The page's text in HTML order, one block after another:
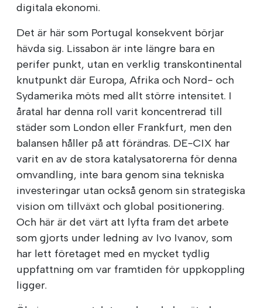
digitala ekonomi.
Det är här som Portugal konsekvent börjar
hävda sig. Lissabon är inte längre bara en
perifer punkt, utan en verklig transkontinental
knutpunkt där Europa, Afrika och Nord- och
Sydamerika möts med allt större intensitet. I
åratal har denna roll varit koncentrerad till
städer som London eller Frankfurt, men den
balansen håller på att förändras. DE-CIX har
varit en av de stora katalysatorerna för denna
omvandling, inte bara genom sina tekniska
investeringar utan också genom sin strategiska
vision om tillväxt och global positionering.
Och här är det värt att lyfta fram det arbete
som gjorts under ledning av Ivo Ivanov, som
har lett företaget med en mycket tydlig
uppfattning om var framtiden för uppkoppling
ligger.